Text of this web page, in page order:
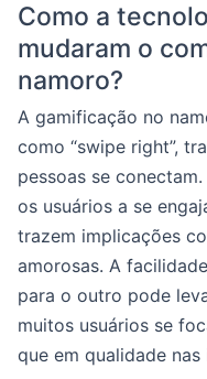
Como a
mudaram o
namoro?
A gamificação no
como “swipe right”,
pessoas se
os usuários a se
trazem implicações
amorosas. A
para o outro pode
muitos usuários se
que em qualidade nas